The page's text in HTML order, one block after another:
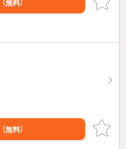
（無料）
（無料）